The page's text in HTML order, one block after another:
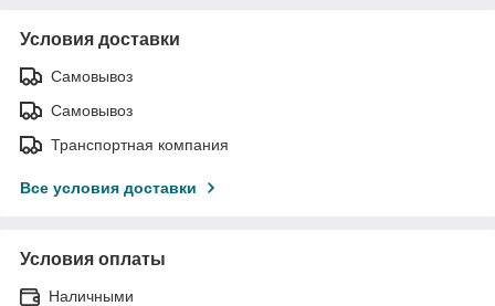
Условия доставки
Самовывоз
Самовывоз
Транспортная компания
Все условия доставки
Условия оплаты
Наличными